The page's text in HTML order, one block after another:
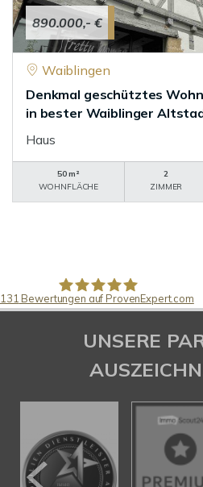
890.000,- €
Waiblingen
Denkmal geschütztes
in bester Waiblinger
Haus
50 m²
WOHNFLÄCHE
2
ZIMMER
Pfund Immobilien
131 Bewertungen auf ProvenExpert.com
UNSERE